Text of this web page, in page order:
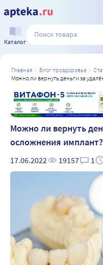
Каталог
главная блог проздоровье
можно ли вернуть деньги за
Можно ли вернуть
осложнения имплант?
17.06.2022 19157 1